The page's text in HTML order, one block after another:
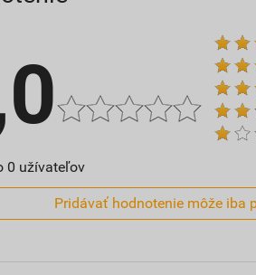
0 užívateľov
Pridávať hodnotenie môže iba